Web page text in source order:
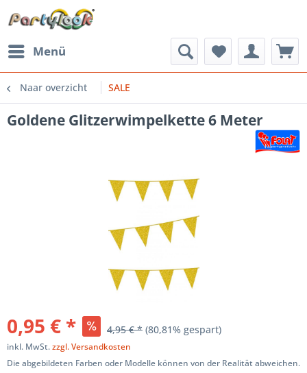
Menü
Naar overzicht SALE
Goldene Glitzerwimpelkette 6 Meter
0,95 € * 4,95 € * (80,81% gespart)
inkl. MwSt.zzgl. Versandkosten
Die abgebildeten Farben oder Modelle können von der Realität abweichen.